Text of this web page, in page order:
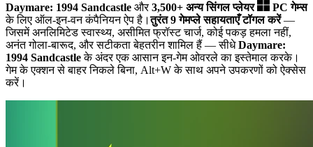
Daymare: 1994 Sandcastle और3,500+ अन्य सिंगल प्लेयर
PC गेम्स
के लिए ऑल-इन-वन कंपैनियन ऐप है।तुरंत 9 गेमप्ले सहायताएँ टॉगल करें—
जिसमें अनलिमिटेड स्वास्थ्य, असीमित फ्रॉस्ट चार्ज, कोई पकड़ हमला नहीं,
अनंत गोला-बारूद, और सटीकता बेहतरीन शामिल हैं — सीधेDaymare:
1994 Sandcastleके अंदर एक आसान इन-गेम ओवरले का इस्तेमाल करके।
गेम के एक्शन से बाहर निकले बिना, Alt+W के साथ अपने उपकरणों को ऐक्सेस
करें।